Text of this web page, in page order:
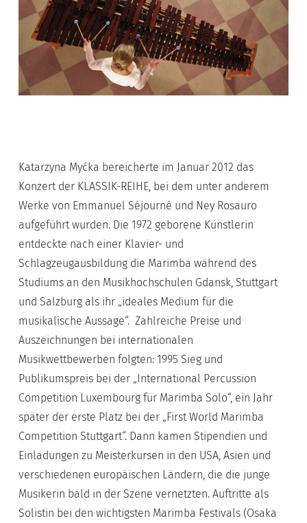
Katarzyna Myćka bereicherte im Januar 2012 das
Konzert der KLASSIK-REIHE, bei dem unter anderem
Werke von Emmanuel Séjourné und Ney Rosauro
aufgeführt wurden. Die 1972 geborene Künstlerin
entdeckte nach einer Klavier- und
Schlagzeugausbildung die Marimba während des
Studiums an den Musikhochschulen Gdansk, Stuttgart
und Salzburg als ihr „ideales Medium für die
musikalische Aussage“. Zahlreiche Preise und
Auszeichnungen bei internationalen
Musikwettbewerben folgten: 1995 Sieg und
Publikumspreis bei der „International Percussion
Competition Luxembourg für Marimba Solo“, ein Jahr
später der erste Platz bei der „First World Marimba
Competition Stuttgart“. Dann kamen Stipendien und
Einladungen zu Meisterkursen in den USA, Asien und
verschiedenen europäischen Ländern, die die junge
Musikerin bald in der Szene vernetzten. Auftritte als
Solistin bei den wichtigsten Marimba Festivals (Osaka